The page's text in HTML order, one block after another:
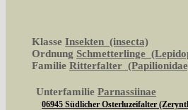
Klasse Insekten (insecta)
Ordnung Schmetterlinge
Familie Ritterfalter
Unterfamilie Parnassiinae
06945 Südlicher Osterluzeifalter